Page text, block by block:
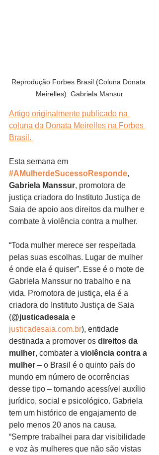
Reprodução Forbes Brasil (Coluna Donata
Meirelles): Gabriela Mansur
Artigo originalmente publicado na
coluna da Donata Meirelles na Forbes
Brasil.
Esta semana em
#AMulherdeSucessoResponde,
Gabriela Manssur, promotora de
justiça criadora do Instituto Justiça de
Saia de apoio aos direitos da mulher e
combate à violência contra a mulher.
“Toda mulher merece ser respeitada
pelas suas escolhas. Lugar de mulher
é onde ela é quiser”. Esse é o mote de
Gabriela Manssur no trabalho e na
vida. Promotora de justiça, ela é a
criadora do Instituto Justiça de Saia
(@justicadesaia e
justicadesaia.com.br), entidade
destinada a promover os direitos da
mulher, combater a violência contra a
mulher – o Brasil é o quinto país do
mundo em número de ocorrências
desse tipo – tornando acessível auxílio
jurídico, social e psicológico. Gabriela
tem um histórico de engajamento de
pelo menos 20 anos na causa.
“Sempre trabalhei para dar visibilidade
e voz às mulheres que não são vistas